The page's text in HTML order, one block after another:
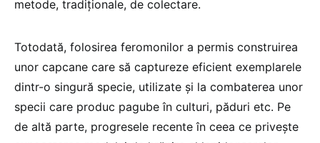
metode, tradiționale, de colectare.
Totodată, folosirea feromonilor a permis construirea
unor capcane care să captureze eficient exemplarele
dintr-o singură specie, utilizate și la combaterea unor
specii care produc pagube în culturi, păduri etc. Pe
de altă parte, progresele recente în ceea ce privește